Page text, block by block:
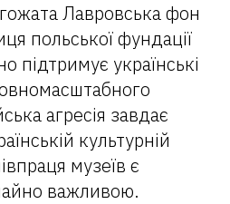
Лавровська фон
польської фундації
підтримує українські
агресія завдає
культурній
музеїв є
важливою.